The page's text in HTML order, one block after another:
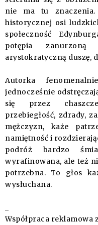
nie ma tu
historycznej osi
społeczność
potępia zanurzoną
arystokratyczną duszę,
Autorka
jednocześnie
się przez
przebiegłość, zdrady,
mężczyzn, każe
namiętność i
podróż bardzo
wyrafinowana, ale też
potrzebna. To głos
wysłuchana.
Współpraca reklamowa